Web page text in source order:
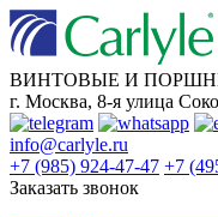
ВИНТОВЫЕ И
г. Москва, 8-я улица
info@carlyle.ru
+7 (985) 924-47-47 +7
Заказать звонок